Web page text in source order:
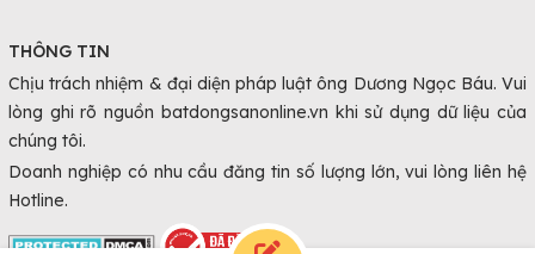
THÔNG TIN
Chịu trách nhiệm & đại diện pháp luật ông Dương Ngọc Báu. Vui
lòng ghi rõ nguồn batdongsanonline.vn khi sử dụng dữ liệu của
chúng tôi.
Doanh nghiệp có nhu cầu đăng tin số lượng lớn, vui lòng liên hệ
Hotline.